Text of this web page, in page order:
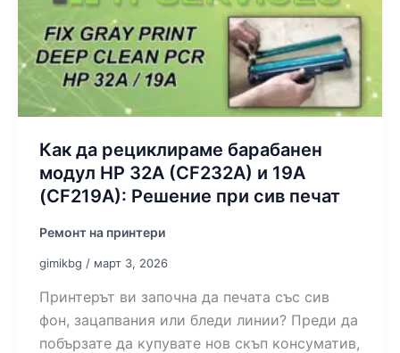
Как да рециклираме барабанен
модул HP 32A (CF232A) и 19A
(CF219A): Решение при сив печат
Ремонт на принтери
gimikbg / март 3, 2026
Принтерът ви започна да печата със сив
фон, зацапвания или бледи линии? Преди да
побързате да купувате нов скъп консуматив,